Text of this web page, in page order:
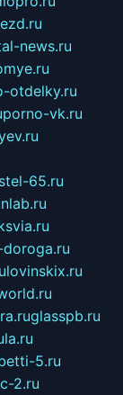
news.ru
otdelky.ru
porno-vk.ru
65.ru
lovinskix.ru
glasspb.ru
5.ru
2.ru